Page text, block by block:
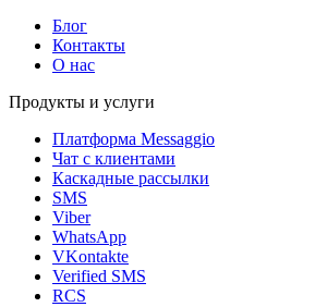
Блог
Контакты
О нас
Продукты и услуги
Платформа Messaggio
Чат с клиентами
Каскадные рассылки
SMS
Viber
WhatsApp
VKontakte
Verified SMS
RCS